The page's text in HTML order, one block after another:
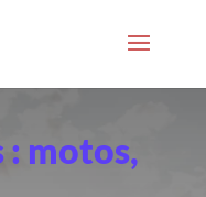
: motos,